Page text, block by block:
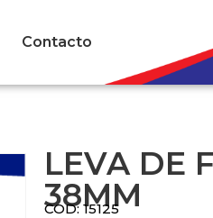
Contacto
LEVA DE
38MM
COD: 15125